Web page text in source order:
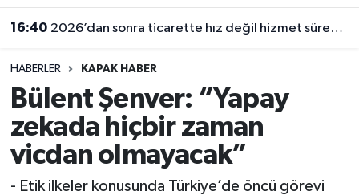
16:18 2025 yılı sanayi açısından bir kayıp yıldı
HABERLER KAPAK HABER
Bülent Şenver: “Yapay
zekada hiçbir zaman
vicdan olmayacak”
​​​​​​​- Etik ilkeler konusunda Türkiye’de öncü görevi
Tekirdağ Trafik Yoğunluk Haritası
Süper Lig Puan Durumu ve Fikstür
Tüm Manşetler